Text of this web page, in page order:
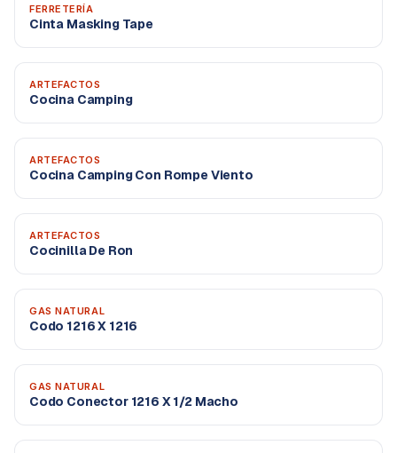
FERRETERÍA
Cinta Masking Tape
ARTEFACTOS
Cocina Camping
ARTEFACTOS
Cocina Camping Con Rompe Viento
ARTEFACTOS
Cocinilla De Ron
GAS NATURAL
Codo 1216 X 1216
GAS NATURAL
Codo Conector 1216 X 1/2 Macho